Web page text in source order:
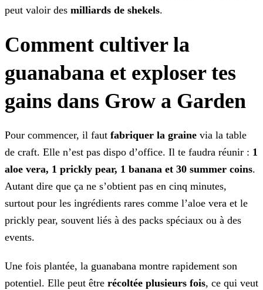
peut valoir des milliards de shekels.
Comment cultiver la
guanabana et exploser tes
gains dans Grow a Garden
Pour commencer, il faut fabriquer la graine via la table
de craft. Elle n’est pas dispo d’office. Il te faudra réunir : 1
aloe vera, 1 prickly pear, 1 banana et 30 summer coins.
Autant dire que ça ne s’obtient pas en cinq minutes,
surtout pour les ingrédients rares comme l’aloe vera et le
prickly pear, souvent liés à des packs spéciaux ou à des
events.
Une fois plantée, la guanabana montre rapidement son
potentiel. Elle peut être récoltée plusieurs fois, ce qui veut